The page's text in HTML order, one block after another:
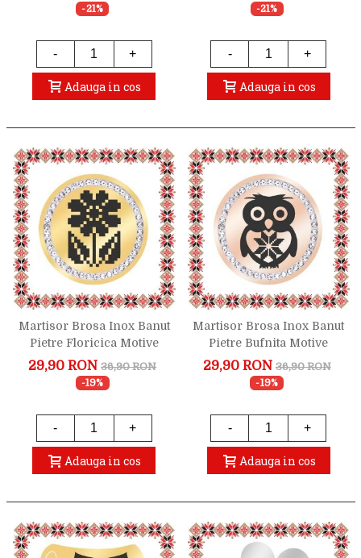
-21%
- +
Adauga in cos
-21%
- +
Adauga in cos
Martisor Brosa Inox Banut
Pietre Floricica Motive
Traditionale Auriu
29,90 RON 36,90 RON
-19%
- +
Adauga in cos
Martisor Brosa Inox Banut
Pietre Bufnita Motive
Traditionale Rose Gold
29,90 RON 36,90 RON
-19%
- +
Adauga in cos